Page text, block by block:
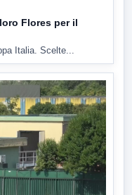
Flores per il
Italia. Scelte...